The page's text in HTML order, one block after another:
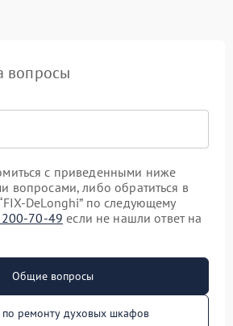
вопросы
с приведенными ниже
вопросами, либо обратиться в
DeLonghi” по следующему
200-70-49 если не нашли ответ на
Общие вопросы
ремонту духовых шкафов